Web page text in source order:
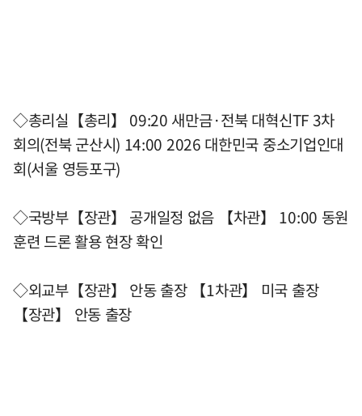
◇총리실【총리】 09:20 새만금·전북 대혁신TF 3차
회의(전북 군산시) 14:00 2026 대한민국 중소기업인대
회(서울 영등포구)
◇국방부【장관】 공개일정 없음 【차관】 10:00 동원
훈련 드론 활용 현장 확인
◇외교부【장관】 안동 출장 【1차관】 미국 출장
【장관】 안동 출장